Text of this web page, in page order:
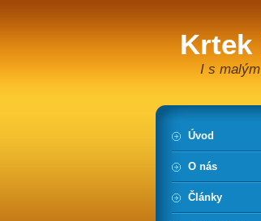
Krtek
I s
Úvod
O nás
Články